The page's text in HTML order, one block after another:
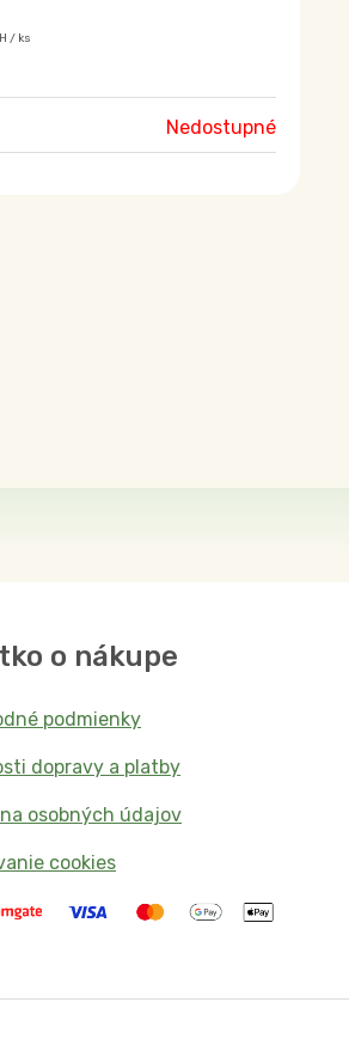
/ ks
Nedostupné
o nákupe
podmienky
dopravy a platby
osobných údajov
cookies